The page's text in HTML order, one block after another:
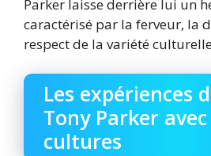
Parker laisse derrière lui un
caractérisé par la ferveur, la
respect de la variété
Les expériences
Tony Parker
cultures